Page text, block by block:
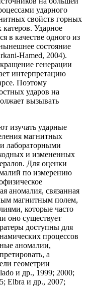
ударного
свойств горных
катеров. Ударное
в качестве одного из
состояние
Hamed, 2004).
генерации
интерпретацию
Поэтому
ударов на
вызывать
изучать ударные
магнитных
лабораторными
и измененных
Для оценки
по измерению
аномалия, связанная
магнитным полем,
которые часто
оно существует
доступны для
процессов
аномалии,
а
геометрии
и др., 1999; 2000;
Elbra и др., 2007;